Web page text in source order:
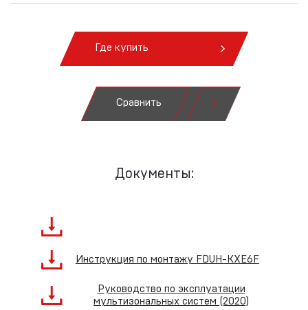
Где купить
Сравнить
Документы:
Инструкция по монтажу FDUH-KXE6F
Руководство по эксплуатации
мультизональных систем (2020)